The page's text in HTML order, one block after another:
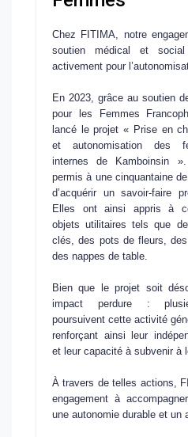
Chez FITIMA, notre
soutien médical et
activement pour l’
En 2023, grâce au soutien
pour les Femmes
lancé le projet« Prise en
et autonomisation des
internes de Kamboinsin ».
permis à une cinquantaine
d’acquérir un savoir-faire
Elles ont ainsi appris à
objets utilitaires tels que
clés, des pots de fleurs,
des nappes de table.
Bien que le projet soit
impact perdure:
poursuivent cette activité
renforçant ainsi leur
et leur capacité à subvenir à
À travers de telles actions,
engagement à
une autonomie durable et un